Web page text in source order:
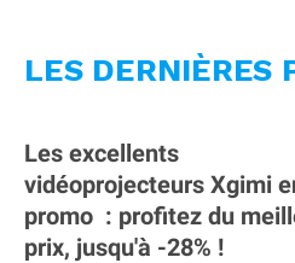
LES DERNIÈRES
Les excellents
vidéoprojecteurs Xgimi
promo : profitez du
prix, jusqu'à -28% !